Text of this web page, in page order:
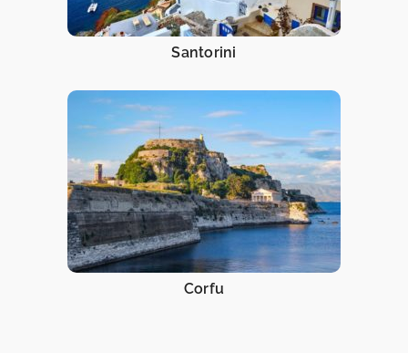
Santorini
Corfu